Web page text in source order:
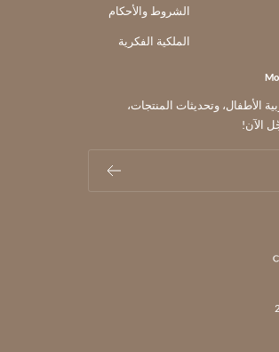
الشروط والأحكام
الملكية الفكرية
الأطفال، وتحديثات المنتجات،
الآن!